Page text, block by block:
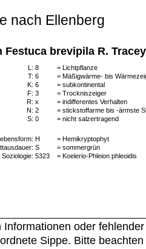
nach Ellenberg
Festuca brevipila R. Tracey
L: 8
= Lichtpflanze
T: 6
= Mäßigwärme- bis
K: 6
= subkontinental
F: 3
= Trockniszeiger
R: x
= indifferentes Verhalten
N: 2
= stickstoffarme bis -ärmste
S: 0 = nicht salzertragend
H
= Hemikryptophyt
S
= sommergrün
Soziologie: 5323 = Koelerio-Phleion phleoidis
Informationen oder
Sippe. Bitte